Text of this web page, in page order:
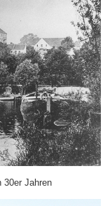
30er Jahren